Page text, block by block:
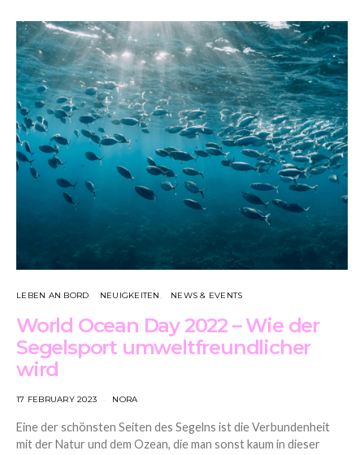
LEBEN AN BORD NEUIGKEITEN NEWS & EVENTS
World Ocean Day 2022 – Wie der
Segelsport umweltfreundlicher
wird
17 FEBRUARY 2023 NORA
Eine der schönsten Seiten des Segelns ist die Verbundenheit
mit der Natur und dem Ozean, die man sonst kaum in dieser